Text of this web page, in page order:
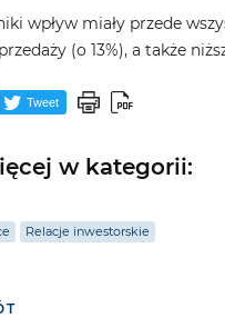
wpływ miały przede
(o 13%), a także
Tweet
w kategorii:
Relacje inwestorskie